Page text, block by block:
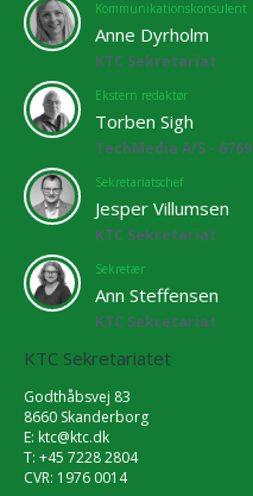
Kommunikationskonsulent
Anne Dyrholm
KTC Sekretariat
Ekstern redaktør
Torben Sigh
TechMedia A/S - 6769
Sekretariatschef
Jesper Villumsen
KTC Sekretariat
Sekretær
Ann Steffensen
KTC Sekretariat
KTC Sekretariatet
Godthåbsvej 83
8660 Skanderborg
E: ktc@ktc.dk
T: +45 7228 2804
CVR: 1976 0014